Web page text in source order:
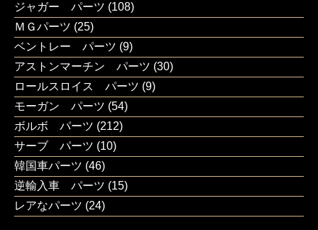
ジャガー パーツ (108)
ＭＧパーツ (25)
ベントレー パーツ (9)
アストンマーチン パーツ (30)
ロールスロイス パーツ (9)
モーガン パーツ (54)
ボルボ パーツ (212)
サーブ パーツ (10)
韓国車パーツ (46)
逆輸入車 パーツ (15)
レアなパーツ (24)